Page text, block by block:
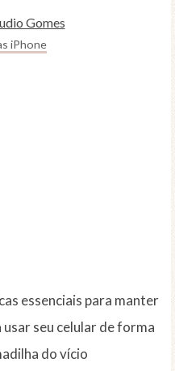
Gomes
iPhone
essenciais para manter
seu celular de forma
do vício